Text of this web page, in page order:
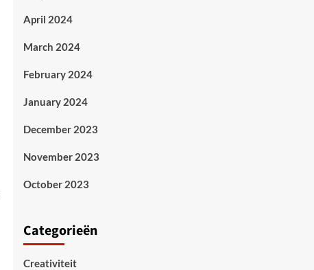
April 2024
March 2024
February 2024
January 2024
December 2023
November 2023
October 2023
Categorieën
Creativiteit